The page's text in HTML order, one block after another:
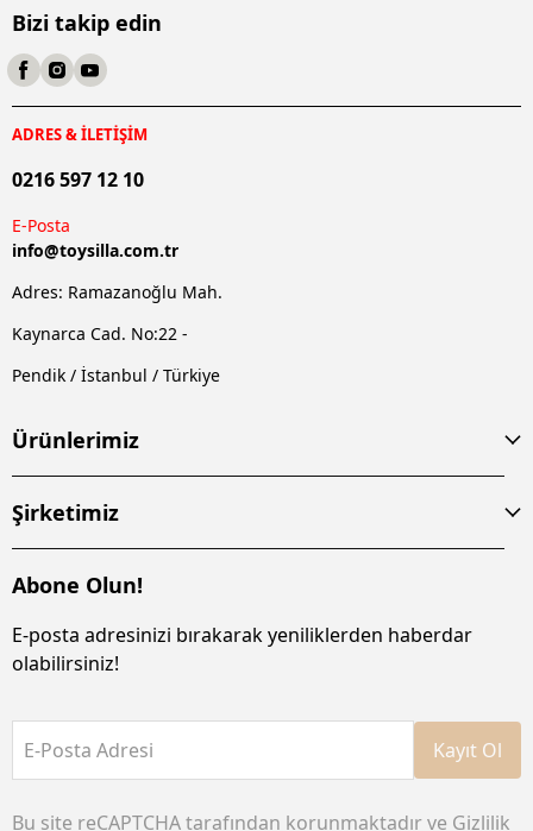
Bizi takip edin
ADRES & İLETİŞİM
0216 597 12 10
E-Posta
info@toysilla.com.tr
Adres: Ramazanoğlu Mah.
Kaynarca Cad. No:22 -
Pendik / İstanbul / Türkiye
Ürünlerimiz
Şirketimiz
Abone Olun!
E-posta adresinizi bırakarak yeniliklerden haberdar
olabilirsiniz!
E-Posta Adresi Kayıt Ol
Bu site reCAPTCHA tarafından korunmaktadır ve Gizlilik